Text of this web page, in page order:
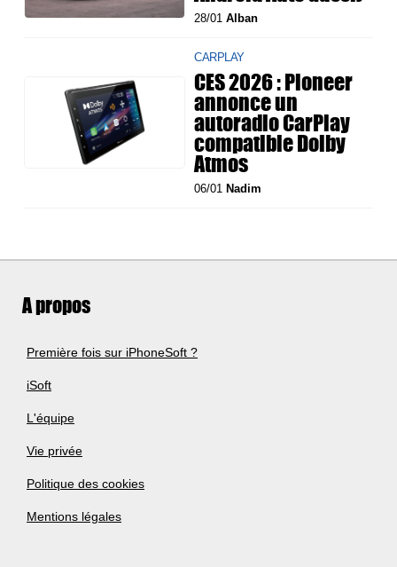
28/01Alban
CARPLAY
CES 2026 : Pioneer
annonce un
autoradio CarPlay
compatible Dolby
Atmos
06/01Nadim
A propos
Première fois sur iPhoneSoft ?
iSoft
L'équipe
Vie privée
Politique des cookies
Mentions légales